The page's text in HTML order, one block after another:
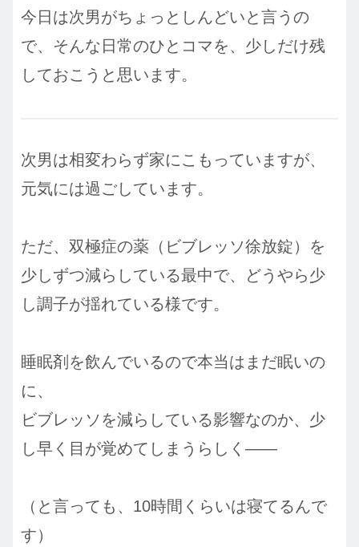
今日は次男がちょっとしんどいと言うの
で、そんな日常のひとコマを、少しだけ残
しておこうと思います。
次男は相変わらず家にこもっていますが、
元気には過ごしています。
ただ、双極症の薬（ビブレッソ徐放錠）を
少しずつ減らしている最中で、どうやら少
し調子が揺れている様です。
睡眠剤を飲んでいるので本当はまだ眠いの
に、
ビブレッソを減らしている影響なのか、少
し早く目が覚めてしまうらしく——
（と言っても、10時間くらいは寝てるんで
す）